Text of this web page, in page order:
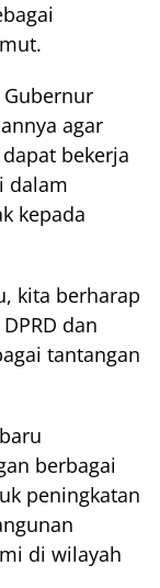
Gubernur
agar
bekerja
dalam
kepada
kita berharap
dan
tantangan
berbagai
peningkatan
di wilayah